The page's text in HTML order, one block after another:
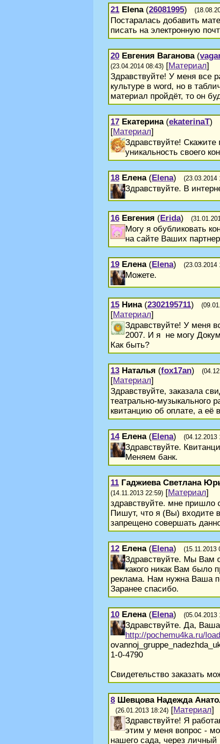
21 Elena(26081995)
Постаралась добавить
писать на электронную
20 Евгения Ваганова(
(23.04.2014 08:43) [Материал]
Здравствуйте! У меня все
культуре в word, но в
материал пройдёт, то он
17 Екатерина(ekaterinaT)
[Материал]
Здравствуйте! Скажите
уникальность своего
18 Елена(Elena) (23.03.2014
Здравствуйте. В
16 Евгения (Erida)
Могу я обубликовать
на сайте Ваших
19 Елена(Elena) (23.03.2014
Можете.
15 Нина(2302195711)
[Материал]
Здравствуйте! У меня
2007. И я не могу
Как быть?
13 Наталья (fox17an)
[Материал]
Здравствуйте, заказала
театрально-музыкального
квитанцию об оплате, а её
14 Елена(Elena) (04.12.2013
Здравствуйте.
Меняем банк.
11 Гаджиева Светлана
(14.11.2013 22:59) [Материал]
здравствуйте. мне пришло
Пишут, что я (Вы) входите
запрещено совершать
12 Елена(Elena) (15.11.2013
Здравствуйте. Мы Вам
какого никак Вам было
реклама. Нам нужна Ваша
Заранее спасибо.
10 Елена(Elena) (05.04.2013
Здравствуйте. Да,
http://pochemu4ka.ru/
1-0-4790
Свидетельство заказать
8 Шевцова Надежда
(26.01.2013 18:24) [Материал]
Здравствуйте! Я
этим у меня вопрос -
нашего сада, через